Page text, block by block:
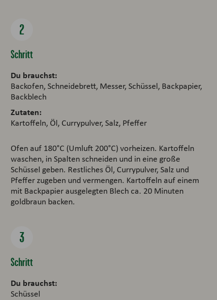
Schritt
Du brauchst:
Backofen, Schneidebrett, Messer, Schüssel, Backpapier,
Backblech
Zutaten:
Kartoffeln, Öl, Currypulver, Salz, Pfeffer
Ofen auf 180°C (Umluft 200°C) vorheizen. Kartoffeln
waschen, in Spalten schneiden und in eine große
Schüssel geben. Restliches Öl, Currypulver, Salz und
Pfeffer zugeben und vermengen. Kartoffeln auf einem
mit Backpapier ausgelegten Blech ca. 20 Minuten
goldbraun backen.
Schritt
Du brauchst:
Schüssel